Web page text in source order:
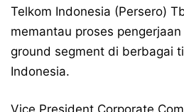
Telkom Indonesia (Persero)
memantau proses
ground segment di berbagai
Indonesia.